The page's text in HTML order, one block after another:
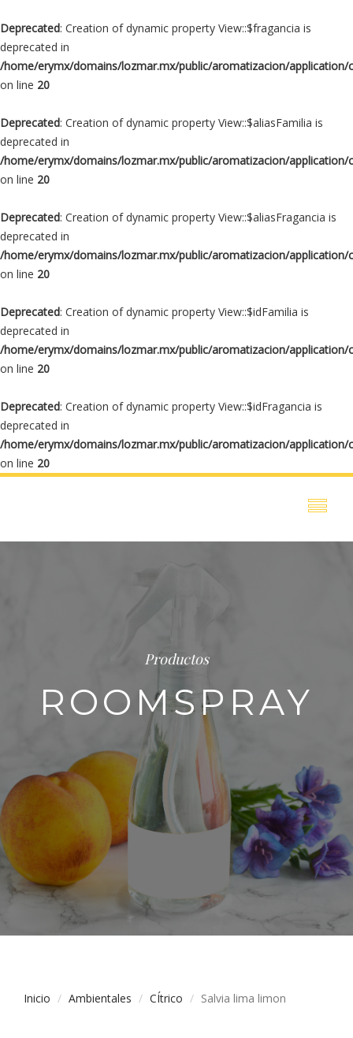
Deprecated: Creation of dynamic property View::$fragancia is
deprecated in
/home/erymx/domains/lozmar.mx/public/aromatizacion/application/
on line 20
Deprecated: Creation of dynamic property View::$aliasFamilia is
deprecated in
/home/erymx/domains/lozmar.mx/public/aromatizacion/application/
on line 20
Deprecated: Creation of dynamic property View::$aliasFragancia is
deprecated in
/home/erymx/domains/lozmar.mx/public/aromatizacion/application/
on line 20
Deprecated: Creation of dynamic property View::$idFamilia is
deprecated in
/home/erymx/domains/lozmar.mx/public/aromatizacion/application/
on line 20
Deprecated: Creation of dynamic property View::$idFragancia is
deprecated in
/home/erymx/domains/lozmar.mx/public/aromatizacion/application/
on line 20
Productos
ROOMSPRAY
Inicio Ambientales CÍtrico Salvia lima limon